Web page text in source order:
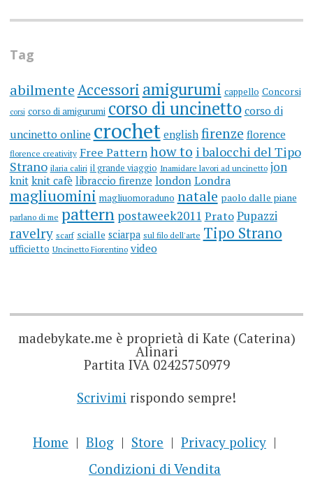
(ARGH)
Tag
abilmenteAccessori amigurumi cappello Concorsi
corsi corso di amigurumi corso di uncinetto corso di
uncinetto online crochet english firenze florence
florence creativity Free Pattern how to i balocchi del Tipo
Strano ilaria caliri il grande viaggio Inamidare lavori ad uncinetto jon
knit knit cafè libraccio firenze london Londra
magliuomini magliuomoraduno natale paolo dalle piane
parlano di me pattern postaweek2011 Prato Pupazzi
ravelry scarf scialle sciarpa sul filo dell'arte Tipo Strano
ufficietto Uncinetto Fiorentino video
madebykate.me è proprietà di Kate (Caterina)
Alinari
Partita IVA 02425750979
Scrivimi rispondo sempre!
Home Blog Store
Privacy policy
Condizioni di Vendita